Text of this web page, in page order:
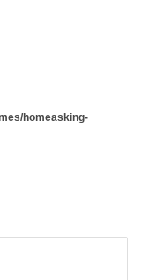
homeasking-